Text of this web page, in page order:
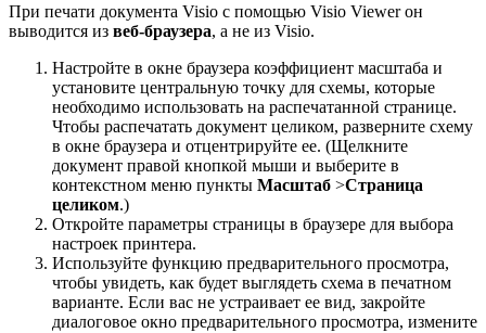
При печати документа Visio с помощью Visio Viewer он
выводится из веб-браузера, а не из Visio.
Настройте в окне браузера коэффициент масштаба и
установите центральную точку для схемы, которые
необходимо использовать на распечатанной странице.
Чтобы распечатать документ целиком, разверните схему
в окне браузера и отцентрируйте ее. (Щелкните
документ правой кнопкой мыши и выберите в
контекстном меню пункты Масштаб >Страница
целиком.)
Откройте параметры страницы в браузере для выбора
настроек принтера.
Используйте функцию предварительного просмотра,
чтобы увидеть, как будет выглядеть схема в печатном
варианте. Если вас не устраивает ее вид, закройте
диалоговое окно предварительного просмотра, измените